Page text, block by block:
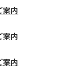
案内
案内
案内